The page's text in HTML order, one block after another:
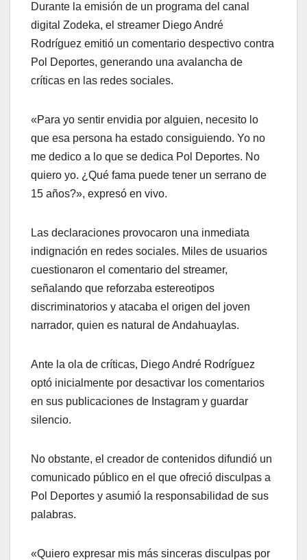
Durante la emisión de un programa del canal
digital Zodeka, el streamer Diego André
Rodríguez emitió un comentario despectivo contra
Pol Deportes, generando una avalancha de
críticas en las redes sociales.
«Para yo sentir envidia por alguien, necesito lo
que esa persona ha estado consiguiendo. Yo no
me dedico a lo que se dedica Pol Deportes. No
quiero yo. ¿Qué fama puede tener un serrano de
15 años?», expresó en vivo.
Las declaraciones provocaron una inmediata
indignación en redes sociales. Miles de usuarios
cuestionaron el comentario del streamer,
señalando que reforzaba estereotipos
discriminatorios y atacaba el origen del joven
narrador, quien es natural de Andahuaylas.
Ante la ola de críticas, Diego André Rodríguez
optó inicialmente por desactivar los comentarios
en sus publicaciones de Instagram y guardar
silencio.
No obstante, el creador de contenidos difundió un
comunicado público en el que ofreció disculpas a
Pol Deportes y asumió la responsabilidad de sus
palabras.
«Quiero expresar mis más sinceras disculpas por